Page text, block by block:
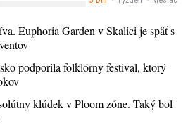
Euphoria Garden v Skalici je späť s
podporila folklórny festival, ktorý
klúdek v Ploom zóne. Taký bol